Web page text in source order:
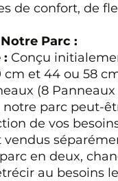
de confort, de
Parc :
: Conçu
cm et 44 ou 58
(8
parc peut-
de vos
en deux,
au besoins